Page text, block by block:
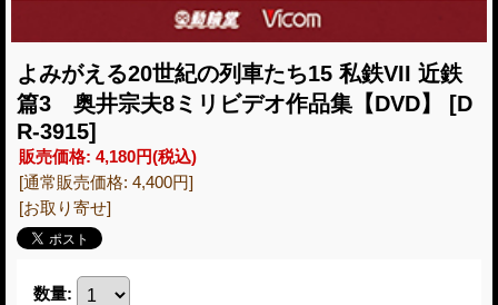
よみがえる20世紀の列車たち15 私鉄VII 近鉄
篇3 奥井宗夫8ミリビデオ作品集【DVD】
[D
R-3915]
販売価格: 4,180円(税込)
[通常販売価格: 4,400円]
[お取り寄せ]
数量: